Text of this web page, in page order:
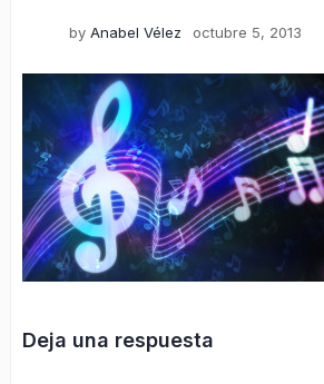
by Anabel Vélez octubre 5, 2013
Deja una respuesta